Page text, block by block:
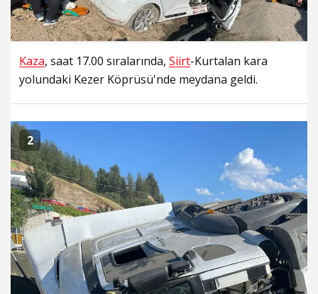
Kaza, saat 17.00 sıralarında, Siirt-Kurtalan kara
yolundaki Kezer Köprüsü'nde meydana geldi.
2